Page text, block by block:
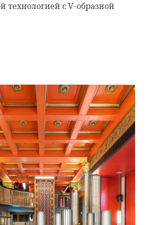
технологией с V-образной